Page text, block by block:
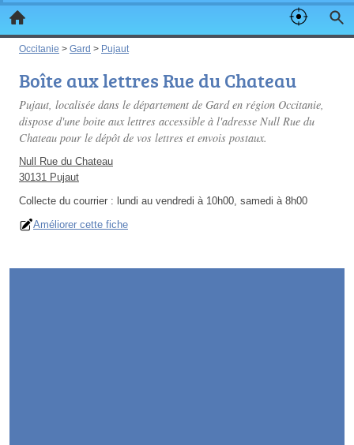
Occitanie > Gard > Pujaut
Boîte aux lettres Rue du Chateau
Pujaut, localisée dans le département de Gard en région Occitanie,
dispose d'une boite aux lettres accessible à l'adresse Null Rue du
Chateau pour le dépôt de vos lettres et envois postaux.
Null Rue du Chateau
30131 Pujaut
Collecte du courrier : lundi au vendredi à 10h00, samedi à 8h00
Améliorer cette fiche